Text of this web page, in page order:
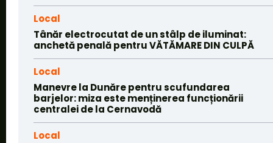
Local
Tânăr electrocutat de un stâlp de iluminat:
anchetă penală pentru VĂTĂMARE DIN CULPĂ
Local
Manevre la Dunăre pentru scufundarea
barjelor: miza este menținerea funcționării
centralei de la Cernavodă
Local